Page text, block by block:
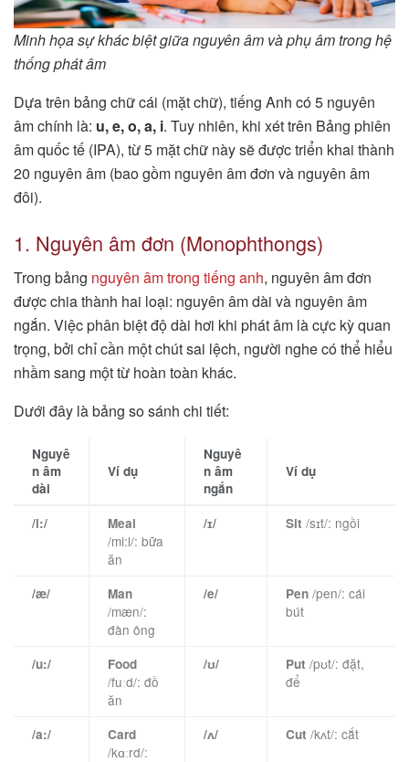
Minh họa sự khác biệt giữa nguyên âm và phụ âm trong hệ
thống phát âm
Dựa trên bảng chữ cái (mặt chữ), tiếng Anh có 5 nguyên
âm chính là: u, e, o, a, i. Tuy nhiên, khi xét trên Bảng phiên
âm quốc tế (IPA), từ 5 mặt chữ này sẽ được triển khai thành
20 nguyên âm (bao gồm nguyên âm đơn và nguyên âm
đôi).
1. Nguyên âm đơn (Monophthongs)
Trong bảng nguyên âm trong tiếng anh, nguyên âm đơn
được chia thành hai loại: nguyên âm dài và nguyên âm
ngắn. Việc phân biệt độ dài hơi khi phát âm là cực kỳ quan
trọng, bởi chỉ cần một chút sai lệch, người nghe có thể hiểu
nhầm sang một từ hoàn toàn khác.
Dưới đây là bảng so sánh chi tiết:
Nguyê
n âm
dài
Ví dụ
Nguyê
n âm
ngắn
Ví dụ
/i:/ Meal
/mi:l/: bữa
ăn
/ɪ/ Sit /sɪt/: ngồi
/æ/ Man
/mæn/:
đàn ông
/e/ Pen /pen/: cái
bút
/u:/ Food
/fuːd/: đồ
ăn
/ʊ/ Put /pʊt/: đặt,
để
/a:/ Card
/kɑːrd/:
/ʌ/ Cut /kʌt/: cắt